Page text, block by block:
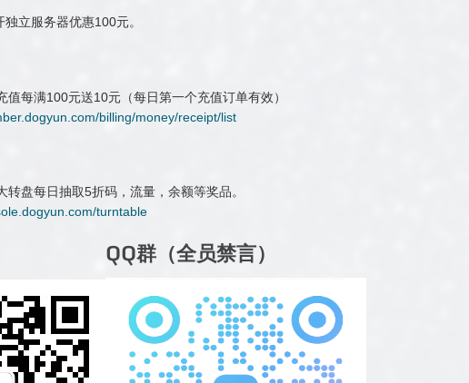
独立服务器优惠100元。
每满100元送10元（每日第一个充值订单有效）
billing/money/receipt/list
盘每日抽取5折码，流量，余额等奖品。
turntable
QQ群（全员禁言）